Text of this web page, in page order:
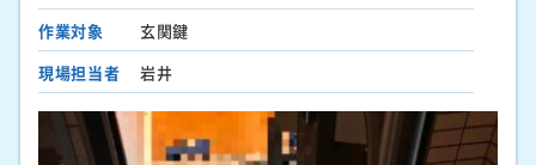
作業対象
玄関鍵
現場担当者
岩井